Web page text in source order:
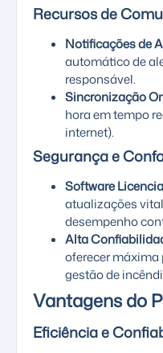
Recursos de
Notificações de
automático de
responsável.
Sincronização
hora em tempo
internet).
Segurança e
Software
atualizações
desempenho
Alta
oferecer máxima
gestão de
Vantagens do
Eficiência e